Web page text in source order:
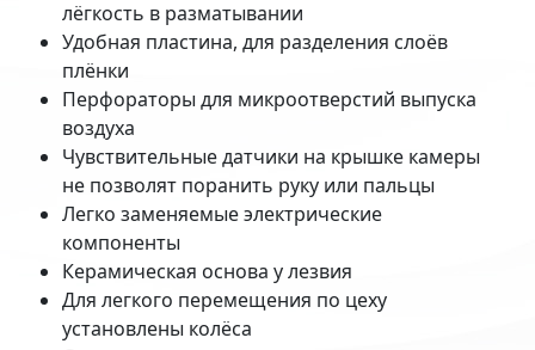
лёгкость в разматывании
Удобная пластина, для разделения слоёв
плёнки
Перфораторы для микроотверстий выпуска
воздуха
Чувствительные датчики на крышке камеры
не позволят поранить руку или пальцы
Легко заменяемые электрические
компоненты
Керамическая основа у лезвия
Для легкого перемещения по цеху
установлены колёса